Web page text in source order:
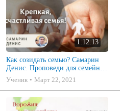
1:12:13
Как созидать семью? Самарин
Денис. Проповеди для семейных
МСЦ ЕХБ
Ученик Март 22, 2021